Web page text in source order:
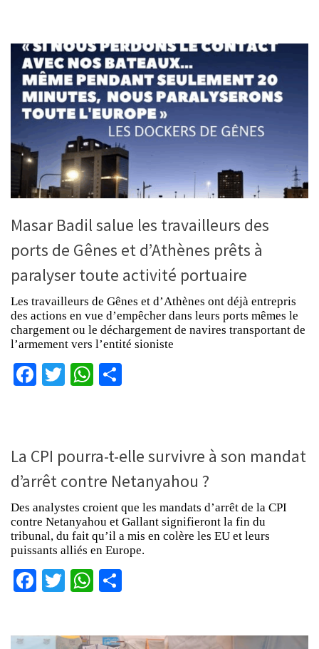
Masar Badil salue les travailleurs des
ports de Gênes et d’Athènes prêts à
paralyser toute activité portuaire
Les travailleurs de Gênes et d’Athènes ont déjà entrepris
des actions en vue d’empêcher dans leurs ports mêmes le
chargement ou le déchargement de navires transportant de
l’armement vers l’entité sioniste
Facebook
TwitterWhatsApp
La CPI pourra-t-elle survivre à son mandat
d’arrêt contre Netanyahou ?
Des analystes croient que les mandats d’arrêt de la CPI
contre Netanyahou et Gallant signifieront la fin du
tribunal, du fait qu’il a mis en colère les EU et leurs
puissants alliés en Europe.
Facebook
TwitterWhatsApp